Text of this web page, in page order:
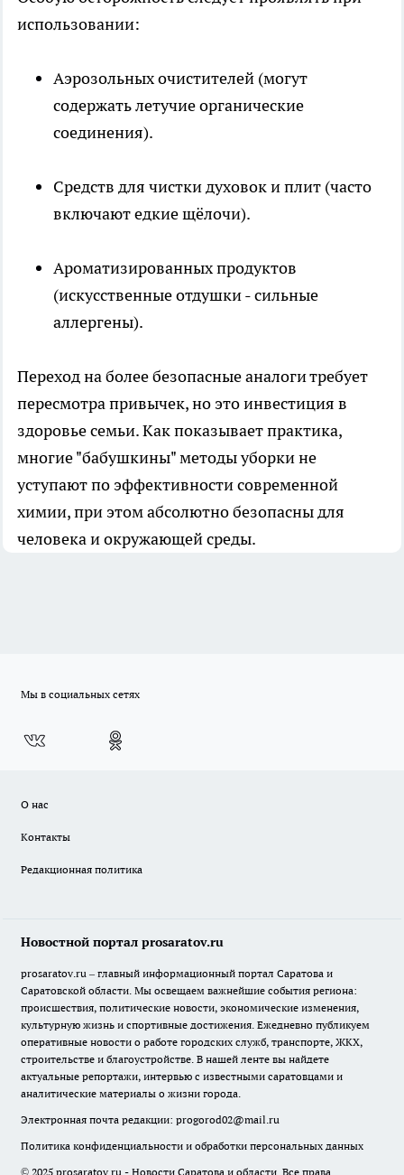
использовании:
Аэрозольных очистителей (могут
содержать летучие органические
соединения).
Средств для чистки духовок и плит (часто
включают едкие щёлочи).
Ароматизированных продуктов
(искусственные отдушки - сильные
аллергены).
Переход на более безопасные аналоги требует
пересмотра привычек, но это инвестиция в
здоровье семьи. Как показывает практика,
многие "бабушкины" методы уборки не
уступают по эффективности современной
химии, при этом абсолютно безопасны для
человека и окружающей среды.
Мы в социальных сетях
О нас
Контакты
Редакционная политика
Новостной портал prosaratov.ru
prosaratov.ru – главный информационный портал Саратова и
Саратовской области. Мы освещаем важнейшие события региона:
происшествия, политические новости, экономические изменения,
культурную жизнь и спортивные достижения. Ежедневно публикуем
оперативные новости о работе городских служб, транспорте, ЖКХ,
строительстве и благоустройстве. В нашей ленте вы найдете
актуальные репортажи, интервью с известными саратовцами и
аналитические материалы о жизни города.
Электронная почта редакции: progorod02@mail.ru
Политика конфиденциальности и обработки персональных данных
© 2025 prosaratov.ru - Новости Саратова и области. Все права